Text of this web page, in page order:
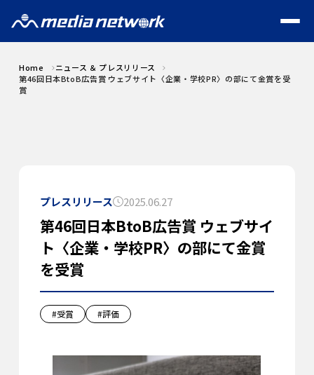
Home
ニュース ＆ プレスリリース
第46回日本BtoB広告賞 ウェブサイト〈企業・学校PR〉の部にて金賞を受
賞
プレスリリース 2025.06.27
第46回日本BtoB広告賞 ウェブサイ
ト〈企業・学校PR〉の部にて金賞
を受賞
#受賞 #評価